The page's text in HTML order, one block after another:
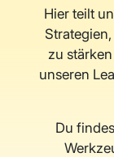
Hier teilt
zu
unseren
Du